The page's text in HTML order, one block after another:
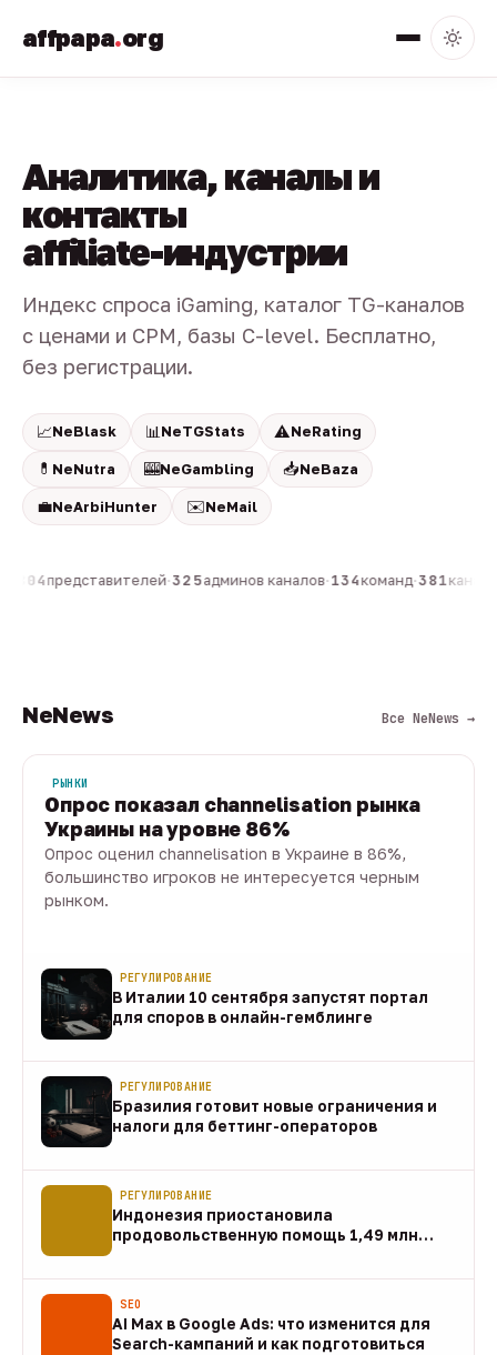
affpapa.org
Аналитика, каналы и
контакты
affiliate-индустрии
Индекс спроса iGaming, каталог TG-каналов
с ценами и CPM, базы C-level. Бесплатно,
без регистрации.
📈NeBlask 📊 NeTGStats ⚠️NeRating
💊 NeNutra 🎰NeGambling 📥NeBaza
💼NeArbiHunter ✉️NeMail
804представителей·325админов каналов·134команд·381
NeNews Все NeNews →
РЫНКИ
Опрос показал channelisation рынка
Украины на уровне 86%
Опрос оценил channelisation в Украине в 86%,
большинство игроков не интересуется черным
рынком.
РЕГУЛИРОВАНИЕ
В Италии 10 сентября запустят портал
для споров в онлайн-гемблинге
РЕГУЛИРОВАНИЕ
Бразилия готовит новые ограничения и
налоги для беттинг-операторов
РЕГУЛИРОВАНИЕ
Индонезия приостановила
продовольственную помощь 1,49 млн
SEO
AI Max в Google Ads: что изменится для
Search-кампаний и как подготовиться